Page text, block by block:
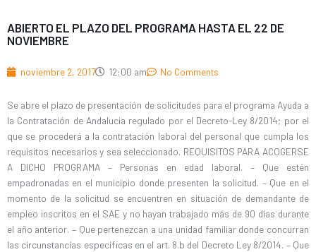
ABIERTO EL PLAZO DEL PROGRAMA HASTA EL 22 DE
NOVIEMBRE
noviembre 2, 2017 12:00 am No Comments
Se abre el plazo de presentación de solicitudes para el programa Ayuda a
la Contratación de Andalucia regulado por el Decreto-Ley 8/2014; por el
que se procederá a la contratación laboral del personal que cumpla los
requisitos necesarios y sea seleccionado. REQUISITOS PARA ACOGERSE
A DICHO PROGRAMA – Personas en edad laboral. – Que estén
empadronadas en el municipio donde presenten la solicitud. – Que en el
momento de la solicitud se encuentren en situación de demandante de
empleo inscritos en el SAE y no hayan trabajado más de 90 días durante
el año anterior. – Que pertenezcan a una unidad familiar donde concurran
las circunstancias específicas en el art. 8.b del Decreto Ley 8/2014. – Que